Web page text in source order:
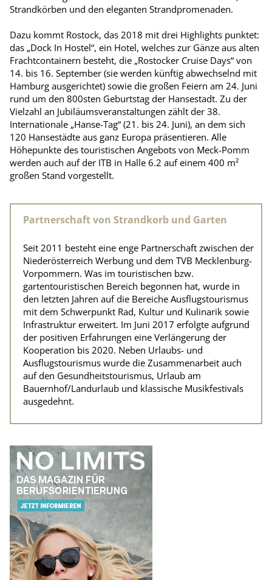
Strandkörben und den eleganten Strandpromenaden.
Dazu kommt Rostock, das 2018 mit drei Highlights punktet:
das „Dock In Hostel“, ein Hotel, welches zur Gänze aus alten
Frachtcontainern besteht, die „Rostocker Cruise Days“ von
14. bis 16. September (sie werden künftig abwechselnd mit
Hamburg ausgerichtet) sowie die großen Feiern am 24. Juni
rund um den 800sten Geburtstag der Hansestadt. Zu der
Vielzahl an Jubiläumsveranstaltungen zählt der 38.
Internationale „Hanse-Tag“ (21. bis 24. Juni), an dem sich
120 Hansestädte aus ganz Europa präsentieren. Alle
Höhepunkte des touristischen Angebots von Meck-Pomm
werden auch auf der ITB in Halle 6.2 auf einem 400 m²
großen Stand vorgestellt.
Partnerschaft von Strandkorb und Garten
Seit 2011 besteht eine enge Partnerschaft zwischen der
Niederösterreich Werbung und dem TVB Mecklenburg-
Vorpommern. Was im touristischen bzw.
gartentouristischen Bereich begonnen hat, wurde in
den letzten Jahren auf die Bereiche Ausflugstourismus
mit dem Schwerpunkt Rad, Kultur und Kulinarik sowie
Infrastruktur erweitert. Im Juni 2017 erfolgte aufgrund
der positiven Erfahrungen eine Verlängerung der
Kooperation bis 2020. Neben Urlaubs- und
Ausflugstourismus wurde die Zusammenarbeit auch
auf den Gesundheitstourismus, Urlaub am
Bauernhof/Landurlaub und klassische Musikfestivals
ausgedehnt.